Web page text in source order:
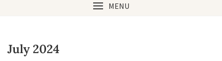
MENU
July 2024